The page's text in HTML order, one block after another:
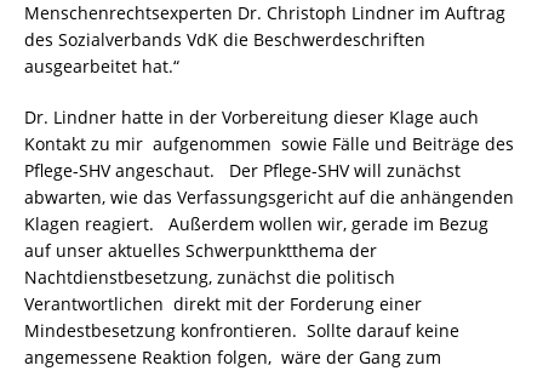
Menschenrechtsexperten Dr. Christoph Lindner im Auftrag
des Sozialverbands VdK die Beschwerdeschriften
ausgearbeitet hat.“
Dr. Lindner hatte in der Vorbereitung dieser Klage auch
Kontakt zu mir aufgenommen sowie Fälle und Beiträge des
Pflege-SHV angeschaut. Der Pflege-SHV will zunächst
abwarten, wie das Verfassungsgericht auf die anhängenden
Klagen reagiert. Außerdem wollen wir, gerade im Bezug
auf unser aktuelles Schwerpunktthema der
Nachtdienstbesetzung, zunächst die politisch
Verantwortlichen direkt mit der Forderung einer
Mindestbesetzung konfrontieren. Sollte darauf keine
angemessene Reaktion folgen, wäre der Gang zum